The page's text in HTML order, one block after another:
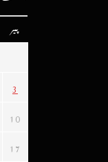
پیر
3
10
17